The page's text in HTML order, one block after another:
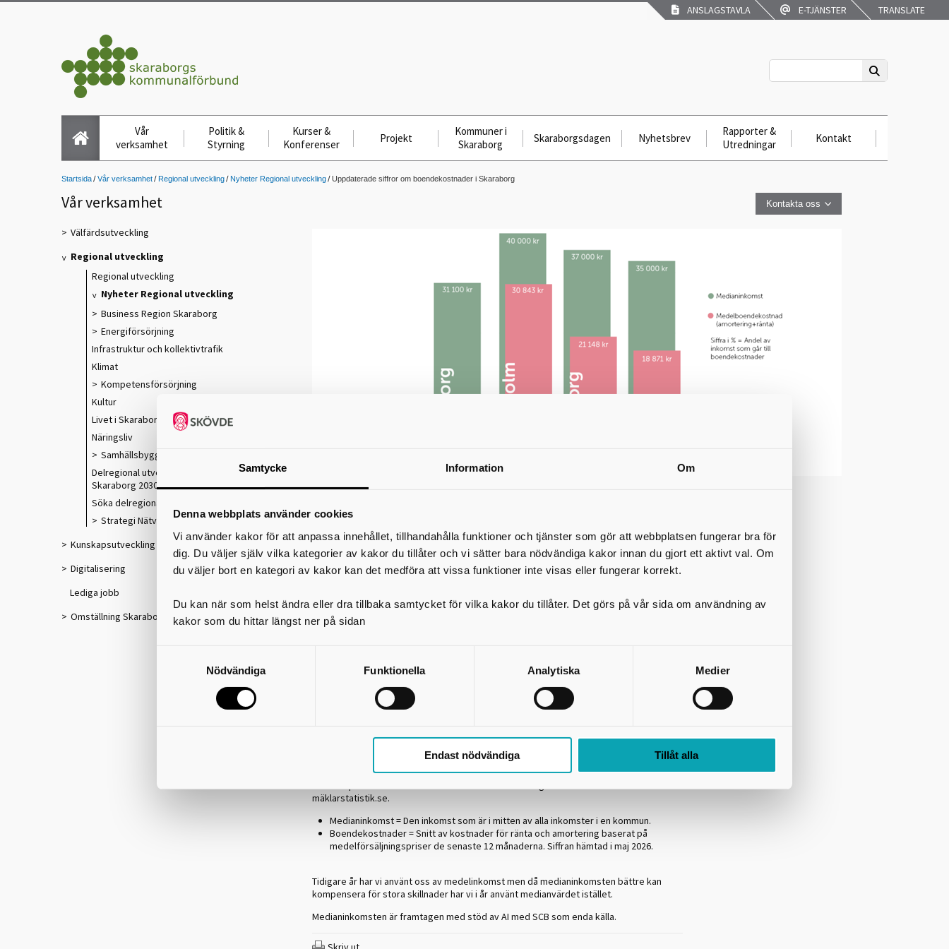
Samtycke Information Om
Denna webbplats använder cookies
Vi använder kakor för att anpassa innehållet, tillhandahålla funktioner och tjänster som gör att webbplatsen fungerar bra för
dig. Du väljer själv vilka kategorier av kakor du tillåter och vi sätter bara nödvändiga kakor innan du gjort ett aktivt val. Om
du väljer bort en kategori av kakor kan det medföra att vissa funktioner inte visas eller fungerar korrekt.
Du kan när som helst ändra eller dra tillbaka samtycket för vilka kakor du tillåter. Det görs på vår sida om användning av
kakor som du hittar längst ner på sidan
Nödvändiga Funktionella Analytiska Medier
Endast nödvändiga Tillåt alla
ANSLAGSTAVLA E-TJÄNSTER TRANSLATE
Vår
verksamhet
Politik &
Styrning
Kurser &
Konferenser
Projekt
Kommuner i
Skaraborg
Skaraborgsdagen Nyhetsbrev
Rapporter &
Utredningar
Kontakt
Startsida Vår verksamhet Regional utveckling Nyheter Regional utveckling Uppdaterade siffror om boendekostnader i Skaraborg
Vår verksamhet
Välfärdsutveckling
Regional utveckling
Regional utveckling
Nyheter Regional utveckling
Business Region Skaraborg
Energiförsörjning
Infrastruktur och kollektivtrafik
Klimat
Kompetensförsörjning
Kultur
Livet i Skaraborg
Näringsliv
Samhällsbyggnad
Delregional utvecklingsstrategi
Skaraborg 2030
Söka delregionala utvecklingsmedel
Strategi Nätverksstaden Skaraborg
Kunskapsutveckling
Digitalisering
Lediga jobb
Omställning Skaraborg
Kontakta oss
Uppdaterade siffror om boendekostnader i
Skaraborg
I Skaraborg har man inte bara mer tid för livet – man har råd att leva det
också! I Skaraborg kostar boendet i snitt 18 % av medianinkomsten. I
Siffrorna talar sitt tydliga språk – du får mer över till livet när ditt boende är betalt i
Skaraborg.
människor. Men faktum är att man också har mer pengar över att njuta av allt det där i
Skaraborg än man har i de större städerna. Därför är detta viktigt att lyfta. Även om
lönerna generellt är lite lägre här kompenseras det mer än väl för att andra fasta
utgifter är betydligt lägre, säger Richard Dyvelås, utvecklingsledare för Livet i
Hur har siffrorna tagits fram?
Statistik om medianinkomst är hämtade från SCB. Statistik om kostnader för boende
mäklarstatistik.se.
Medianinkomst = Den inkomst som är i mitten av alla inkomster i en kommun.
Boendekostnader = Snitt av kostnader för ränta och amortering baserat på
medelförsäljningspriser de senaste 12 månaderna. Siffran hämtad i maj 2026.
Tidigare år har vi använt oss av medelinkomst men då medianinkomsten bättre kan
kompensera för stora skillnader har vi i år använt medianvärdet istället.
Medianinkomsten är framtagen med stöd av AI med SCB som enda källa.